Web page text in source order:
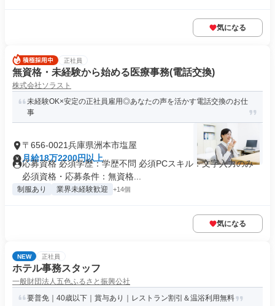
気になる
正社員
無資格・未経験から始める医療事務(電話交換)
株式会社ソラスト
未経験OK×安定の正社員雇用◎あなたの声を活かす電話交換のお仕
事
〒656-0021兵庫県洲本市塩屋
月給18万2200円以上
応募資格 必須学歴：学歴不問 必須PCスキル：文字入力のみ
必須資格・応募条件：無資格...
制服あり 業界未経験歓迎 +14個
気になる
NEW 正社員
ホテル事務スタッフ
一般財団法人五色ふるさと振興公社
要普免｜40歳以下｜賞与あり｜レストラン割引＆温浴利用無料